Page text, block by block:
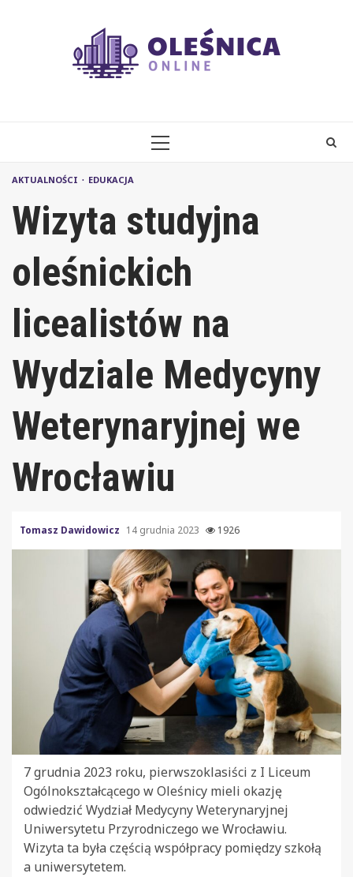
PRIMARY
AKTUALNOŚCI EDUKACJA
Wizyta studyjna
oleśnickich
licealistów na
Wydziale Medycyny
Weterynaryjnej we
Wrocławiu
Tomasz Dawidowicz 14 grudnia 2023 1926
7 grudnia 2023 roku, pierwszoklasiści z I Liceum
Ogólnokształcącego w Oleśnicy mieli okazję
odwiedzić Wydział Medycyny Weterynaryjnej
Uniwersytetu Przyrodniczego we Wrocławiu.
Wizyta ta była częścią współpracy pomiędzy szkołą
a uniwersytetem.